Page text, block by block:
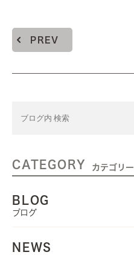
PREV
CATEGORY カテゴリー
BLOG
ブログ
NEWS